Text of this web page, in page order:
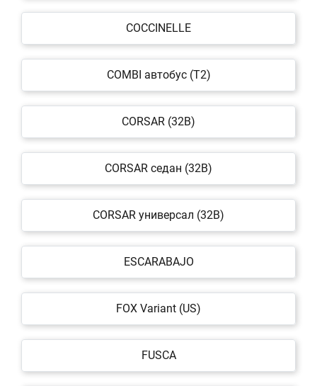
COCCINELLE
COMBI автобус (T2)
CORSAR (32B)
CORSAR седан (32B)
CORSAR универсал (32B)
ESCARABAJO
FOX Variant (US)
FUSCA